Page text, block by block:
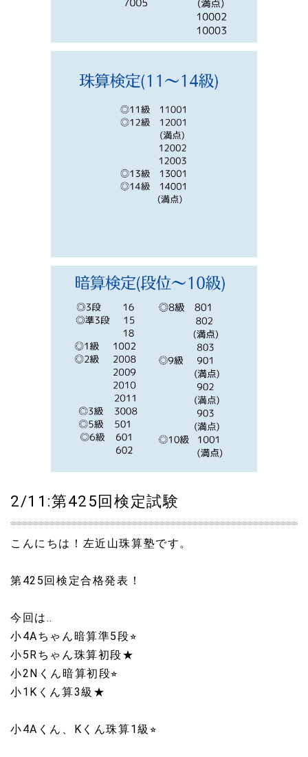
2/11:第425回検定試験
こんにちは！左近山珠算塾です。
第425回検定合格発表！
今回は..
小4Aちゃん暗算準5段⭐︎
小5Rちゃん珠算初段★
小2Nくん暗算初段⭐︎
小1Kくん算3級★
小4Aくん、Kくん珠算1級⭐︎